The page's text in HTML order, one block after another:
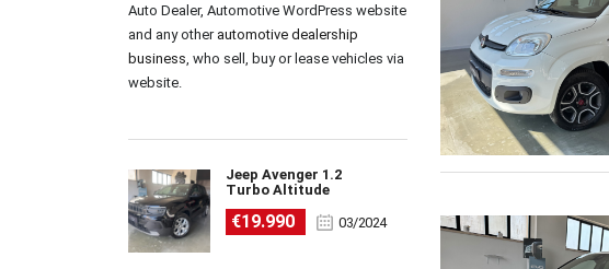
Auto Dealer, Automotive WordPress website
and any other automotive dealership
business, who sell, buy or lease vehicles via
website.
Jeep Avenger 1.2
Turbo Altitude
€19.990 03/2024